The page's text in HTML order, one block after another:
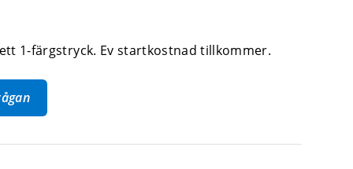
1-färgstryck. Ev startkostnad tillkommer.